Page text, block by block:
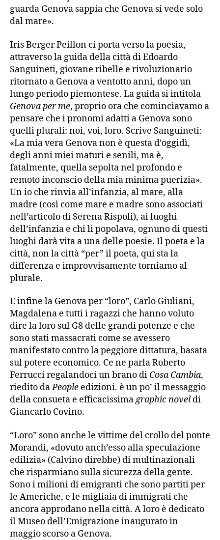
guarda Genova sappia che Genova si vede solo
dal mare».
Iris Berger Peillon ci porta verso la poesia,
attraverso la guida della città di Edoardo
Sanguineti, giovane ribelle e rivoluzionario
ritornato a Genova a ventotto anni, dopo un
lungo periodo piemontese. La guida si intitola
Genova per me, proprio ora che cominciavamo a
pensare che i pronomi adatti a Genova sono
quelli plurali: noi, voi, loro. Scrive Sanguineti:
«La mia vera Genova non è questa d’oggidì,
degli anni miei maturi e senili, ma è,
fatalmente, quella sepolta nel profondo e
remoto inconscio della mia minima puerizia».
Un io che rinvia all’infanzia, al mare, alla
madre (così come mare e madre sono associati
nell’articolo di Serena Rispoli), ai luoghi
dell’infanzia e chi li popolava, ognuno di questi
luoghi darà vita a una delle poesie. Il poeta e la
città, non la città “per” il poeta, qui sta la
differenza e improvvisamente torniamo al
plurale.
E infine la Genova per “loro”, Carlo Giuliani,
Magdalena e tutti i ragazzi che hanno voluto
dire la loro sul G8 delle grandi potenze e che
sono stati massacrati come se avessero
manifestato contro la peggiore dittatura, basata
sul potere economico. Ce ne parla Roberto
Ferrucci regalandoci un brano di Cosa Cambia,
riedito daPeople edizioni. è un po’ il messaggio
della consueta e efficacissimagraphic noveldi
Giancarlo Covino.
“Loro” sono anche le vittime del crollo del ponte
Morandi, «dovuto anch’esso alla speculazione
edilizia» (Calvino direbbe) di multinazionali
che risparmiano sulla sicurezza della gente.
Sono i milioni di emigranti che sono partiti per
le Americhe, e le migliaia di immigrati che
ancora approdano nella città. A loro è dedicato
il Museo dell’Emigrazione inaugurato in
maggio scorso a Genova.